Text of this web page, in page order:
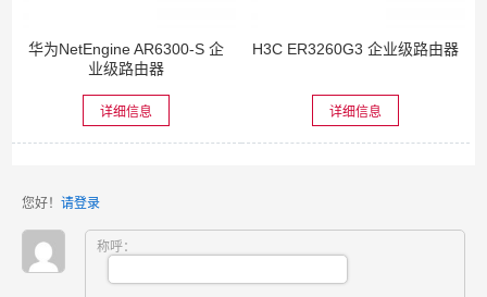
华为NetEngine AR6300-S 企
业级路由器
详细信息
H3C ER3260G3 企业级路由器
详细信息
您好！ 请登录
称呼：